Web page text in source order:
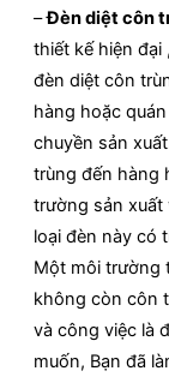
–Đèn diệt côn
thiết kế hiện
đèn diệt côn
hàng hoặc
chuyền sản
trùng đến hàng
trường sản xuất
loại đèn này có
Một môi trường
không còn côn
và công việc là
muốn, Bạn đã